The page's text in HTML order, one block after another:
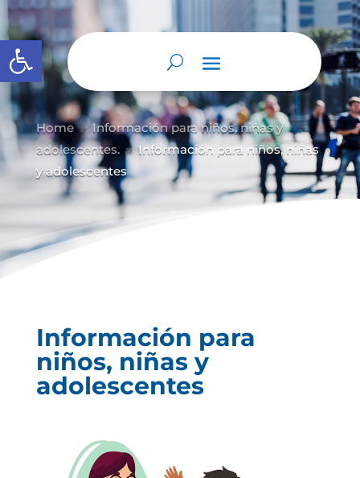
Abrir barra de herramientas
Home 9 Información para niños, niñas y
adolescentes. 9 Información para niños, niñas
y adolescentes
Información para
niños, niñas y
adolescentes